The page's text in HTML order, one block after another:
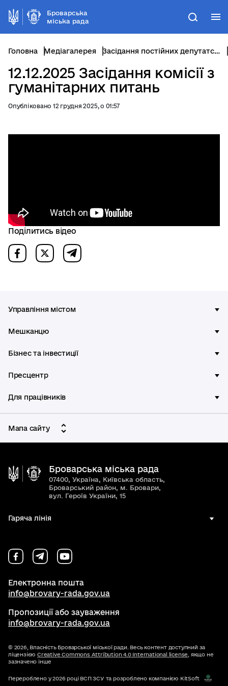
Броварська
міська рада
Пошук
Головна Медіагалерея Засідання постійних депутатських комісій
12.12.2025 Засідання комісії з
гуманітарних питань
Опубліковано 12 грудня 2025, о 01:57
Поділитись відео
Управління містом
Мешканцю
Бізнес та інвестиції
Пресцентр
Для працівників
Мапа сайту
Броварська міська рада
07400, Україна, Київська область,
Броварський район, м. Бровари,
вул. Героїв України, 15
Гаряча лінія
Електронна пошта
info@brovary-rada.gov.ua
Пропозиції або зауваження
info@brovary-rada.gov.ua
© 2026, Власність Броварської міської ради. Весь контент доступний за
ліцензією Creative Commons Attribution 4.0 International license , якщо не
зазначено інше
Перероблено у 2026 році ВСП ЗСУ та розроблено компанією KitSoft